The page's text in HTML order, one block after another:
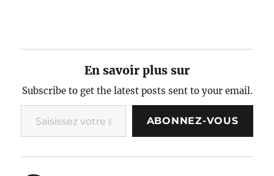
En savoir plus sur
Subscribe to get the latest posts sent to your email.
Saisissez votre adresse e-mail…
ABONNEZ-VOUS